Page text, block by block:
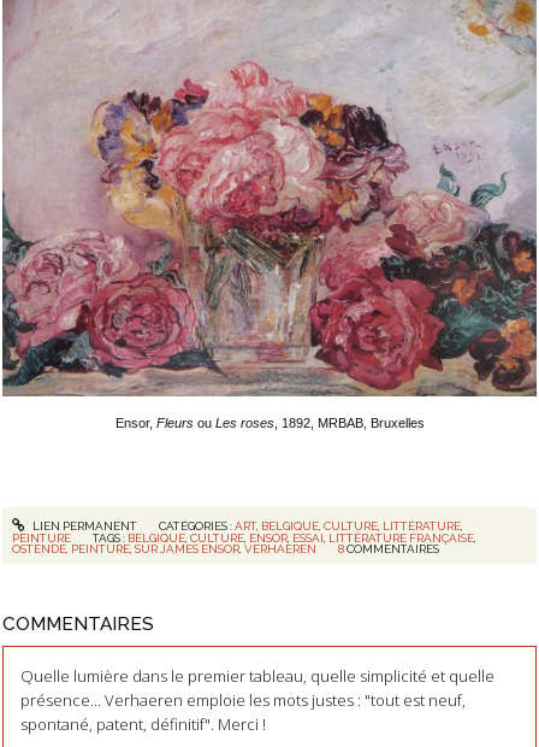
Ensor, Fleursou Les roses, 1892, MRBAB, Bruxelles
LIEN PERMANENT CATÉGORIES :ART, BELGIQUE, CULTURE, LITTÉRATURE,
PEINTURE
TAGS : BELGIQUE ,CULTURE ENSOR ESSAI LITTÉRATURE FRANÇAISE
OSTENDE PEINTURE ,SUR JAMES ENSOR ,VERHAEREN 8 COMMENTAIRES
COMMENTAIRES
Quelle lumière dans le premier tableau, quelle simplicité et quelle
présence... Verhaeren emploie les mots justes : "tout est neuf,
spontané, patent, définitif". Merci !